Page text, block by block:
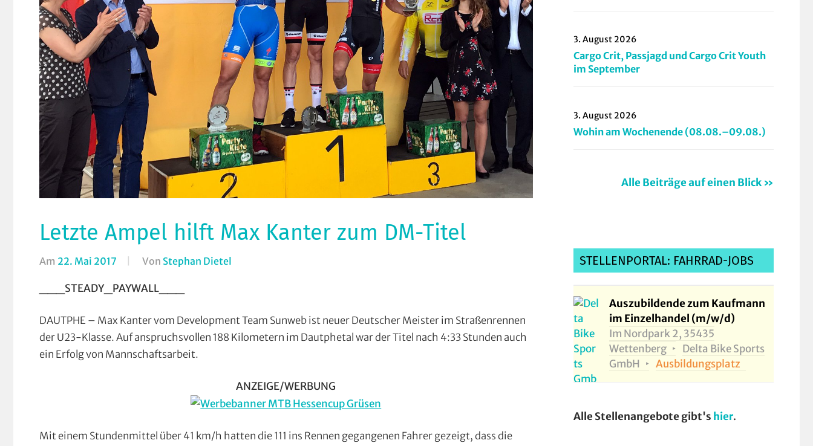
Letzte Ampel hilft Max Kanter zum DM-Titel
Am 22. Mai 2017 Von Stephan Dietel
___STEADY_PAYWALL___
DAUTPHE – Max Kanter vom Development Team Sunweb ist neuer Deutscher Meister im Straßenrennen
der U23-Klasse. Auf anspruchsvollen 188 Kilometern im Dautphetal war der Titel nach 4:33 Stunden auch
ein Erfolg von Mannschaftsarbeit.
ANZEIGE/WERBUNG
Mit einem Stundenmittel über 41 km/h hatten die 111 ins Rennen gegangenen Fahrer gezeigt, dass die
3. August 2026
Cargo Crit, Passjagd und Cargo Crit Youth
im September
3. August 2026
Wohin am Wochenende (08.08.–09.08.)
Alle Beiträge auf einen Blick »
STELLENPORTAL: FAHRRAD-JOBS
Auszubildende zum Kaufmann
im Einzelhandel (m/w/d)
Im Nordpark 2, 35435
Wettenberg
Delta Bike Sports
GmbH
Ausbildungsplatz
Alle Stellenangebote gibt's hier.